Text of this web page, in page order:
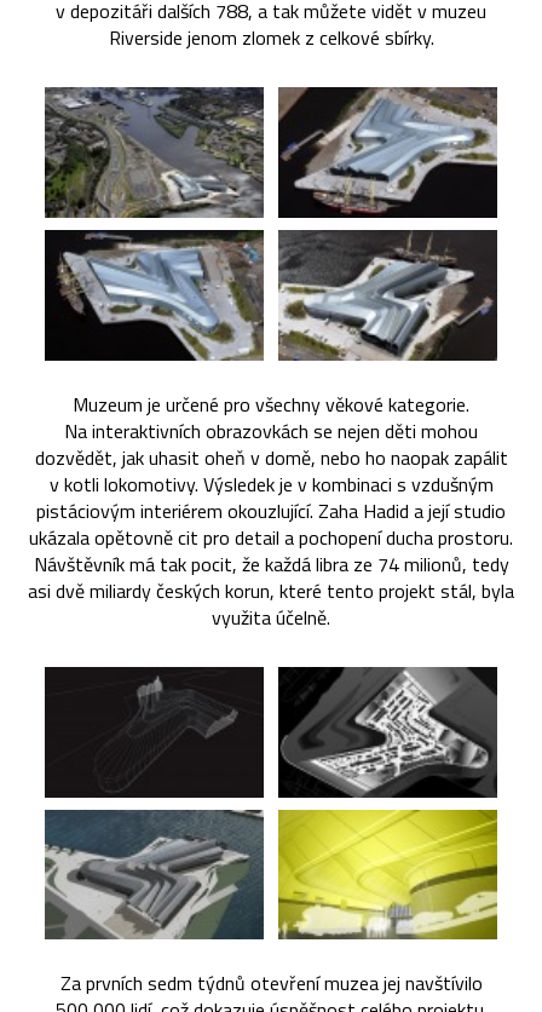
v depozitáři dalších 788, a tak můžete vidět v muzeu
Riverside jenom zlomek z celkové sbírky.
Muzeum je určené pro všechny věkové kategorie.
Na interaktivních obrazovkách se nejen děti mohou
dozvědět, jak uhasit oheň v domě, nebo ho naopak zapálit
v kotli lokomotivy. Výsledek je v kombinaci s vzdušným
pistáciovým interiérem okouzlující. Zaha Hadid a její studio
ukázala opětovně cit pro detail a pochopení ducha prostoru.
Návštěvník má tak pocit, že každá libra ze 74 milionů, tedy
asi dvě miliardy českých korun, které tento projekt stál, byla
využita účelně.
Za prvních sedm týdnů otevření muzea jej navštívilo